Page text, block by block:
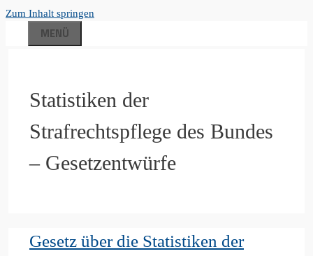
Zum Inhalt springen
MENÜ
Statistiken der
Strafrechtspflege des Bundes
– Gesetzentwürfe
Gesetz über die Statistiken der